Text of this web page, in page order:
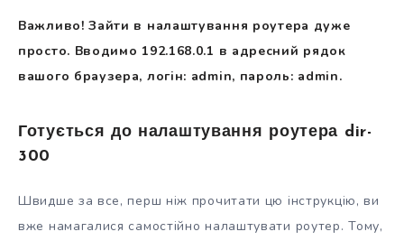
Важливо! Зайти в налаштування роутера дуже
просто. Вводимо 192.168.0.1 в адресний рядок
вашого браузера, логін: admin, пароль: admin.
Готується до налаштування роутера dir-
300
Швидше за все, перш ніж прочитати цю інструкцію, ви
вже намагалися самостійно налаштувати роутер. Тому,